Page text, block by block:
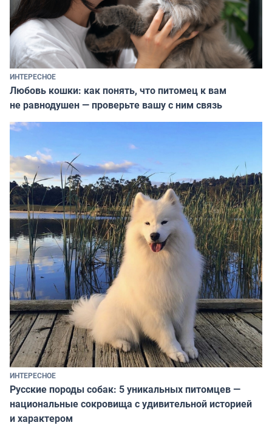
ИНТЕРЕСНОЕ
Любовь кошки: как понять, что питомец к вам
не равнодушен — проверьте вашу с ним связь
ИНТЕРЕСНОЕ
Русские породы собак: 5 уникальных питомцев —
национальные сокровища с удивительной историей
и характером